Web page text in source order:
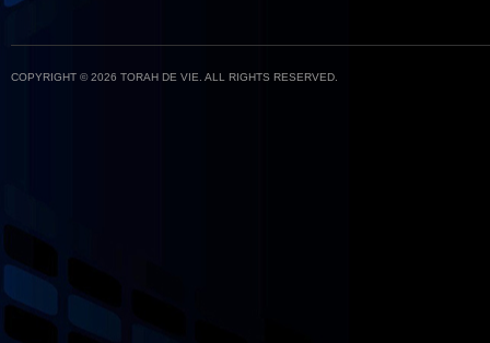
COPYRIGHT © 2026 TORAH DE VIE. ALL RIGHTS RESERVED.